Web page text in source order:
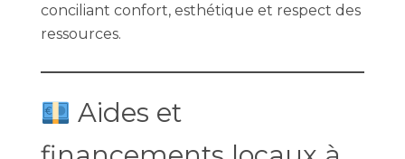
conciliant confort, esthétique et respect des
ressources.
Aides et